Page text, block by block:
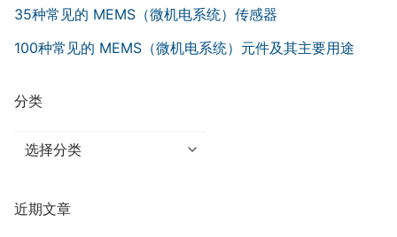
35种常见的 MEMS（微机电系统）传感器
100种常见的 MEMS（微机电系统）元件及其主要用途
分类
分
近期文章